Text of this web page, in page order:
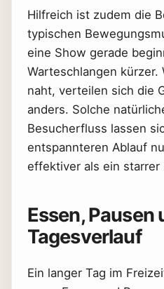
Hilfreich ist zudem die
typischen
eine Show gerade
Warteschlangen
naht, verteilen sich die
anders. Solche
Besucherfluss lassen
entspannteren Ablauf
effektiver als ein starrer
Essen, Pausen
Tagesverlauf
Ein langer Tag im